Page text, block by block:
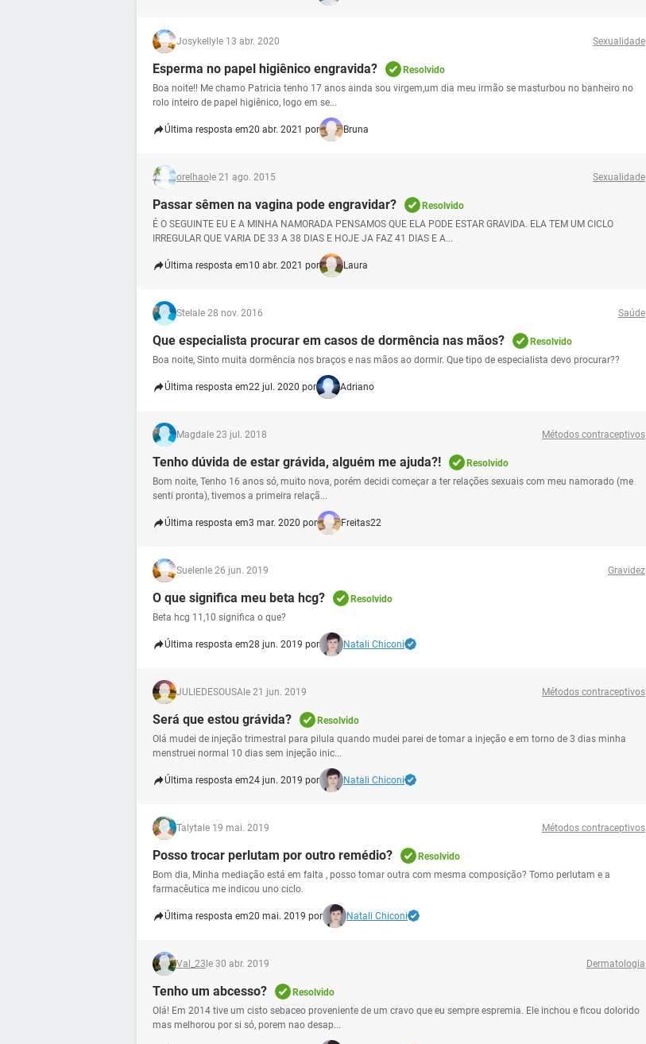
Josykelly le 13 abr. 2020 Sexualidade
Esperma no papel higiênico engravida?
Resolvido
Boa noite!! Me chamo Patricia tenho 17 anos ainda sou virgem,um dia meu irmão se masturbou no banheiro no
rolo inteiro de papel higiênico, logo em se...
Última resposta em20 abr. 2021 por Bruna
orelhao le 21 ago. 2015 Sexualidade
Passar sêmen na vagina pode engravidar?
Resolvido
É O SEGUINTE EU E A MINHA NAMORADA PENSAMOS QUE ELA PODE ESTAR GRAVIDA. ELA TEM UM CICLO
IRREGULAR QUE VARIA DE 33 A 38 DIAS E HOJE JA FAZ 41 DIAS E A...
Última resposta em10 abr. 2021 por Laura
Stela le 28 nov. 2016 Saúde
Que especialista procurar em casos de dormência nas mãos?
Resolvido
Boa noite, Sinto muita dormência nos braços e nas mãos ao dormir. Que tipo de especialista devo procurar??
Última resposta em22 jul. 2020 por Adriano
Magda le 23 jul. 2018 Métodos contraceptivos
Tenho dúvida de estar grávida, alguém me ajuda?!
Resolvido
Bom noite, Tenho 16 anos só, muito nova, porém decidi começar a ter relações sexuais com meu namorado (me
senti pronta), tivemos a primeira relaçã...
Última resposta em3 mar. 2020 por Freitas22
Suelen le 26 jun. 2019 Gravidez
O que significa meu beta hcg?
Resolvido
Beta hcg 11,10 significa o que?
Última resposta em28 jun. 2019 por Natali Chiconi
JULIEDESOUSA le 21 jun. 2019 Métodos contraceptivos
Será que estou grávida?
Resolvido
Olá mudei de injeção trimestral para pilula quando mudei parei de tomar a injeção e em torno de 3 dias minha
menstruei normal 10 dias sem injeção inic...
Última resposta em24 jun. 2019 por Natali Chiconi
Talyta le 19 mai. 2019 Métodos contraceptivos
Posso trocar perlutam por outro remédio?
Resolvido
Bom dia, Minha mediação está em falta , posso tomar outra com mesma composição? Tomo perlutam e a
farmacêutica me indicou uno ciclo.
Última resposta em20 mai. 2019 por Natali Chiconi
Val_23 le 30 abr. 2019 Dermatologia
Tenho um abcesso?
Resolvido
Olá! Em 2014 tive um cisto sebaceo proveniente de um cravo que eu sempre espremia. Ele inchou e ficou dolorido
mas melhorou por si só, porem nao desap...